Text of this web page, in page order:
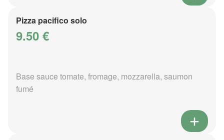
Pizza pacifico solo
9.50 €
Base sauce tomate, fromage, mozzarella, saumon
fumé